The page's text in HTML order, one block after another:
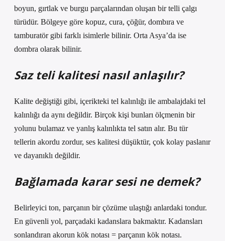
boyun, gırtlak ve burgu parçalarından oluşan bir telli çalgı
türüdür. Bölgeye göre kopuz, cura, çöğür, dombıra ve
tamburatör gibi farklı isimlerle bilinir. Orta Asya’da ise
dombra olarak bilinir.
Saz teli kalitesi nasıl anlaşılır?
Kalite değiştiği gibi, içerikteki tel kalınlığı ile ambalajdaki tel
kalınlığı da aynı değildir. Birçok kişi bunları ölçmenin bir
yolunu bulamaz ve yanlış kalınlıkta tel satın alır. Bu tür
tellerin akordu zordur, ses kalitesi düşüktür, çok kolay paslanır
ve dayanıklı değildir.
Bağlamada karar sesi ne demek?
Belirleyici ton, parçanın bir çözüme ulaştığı anlardaki tondur.
En güvenli yol, parçadaki kadanslara bakmaktır. Kadansları
sonlandıran akorun kök notası = parçanın kök notası.